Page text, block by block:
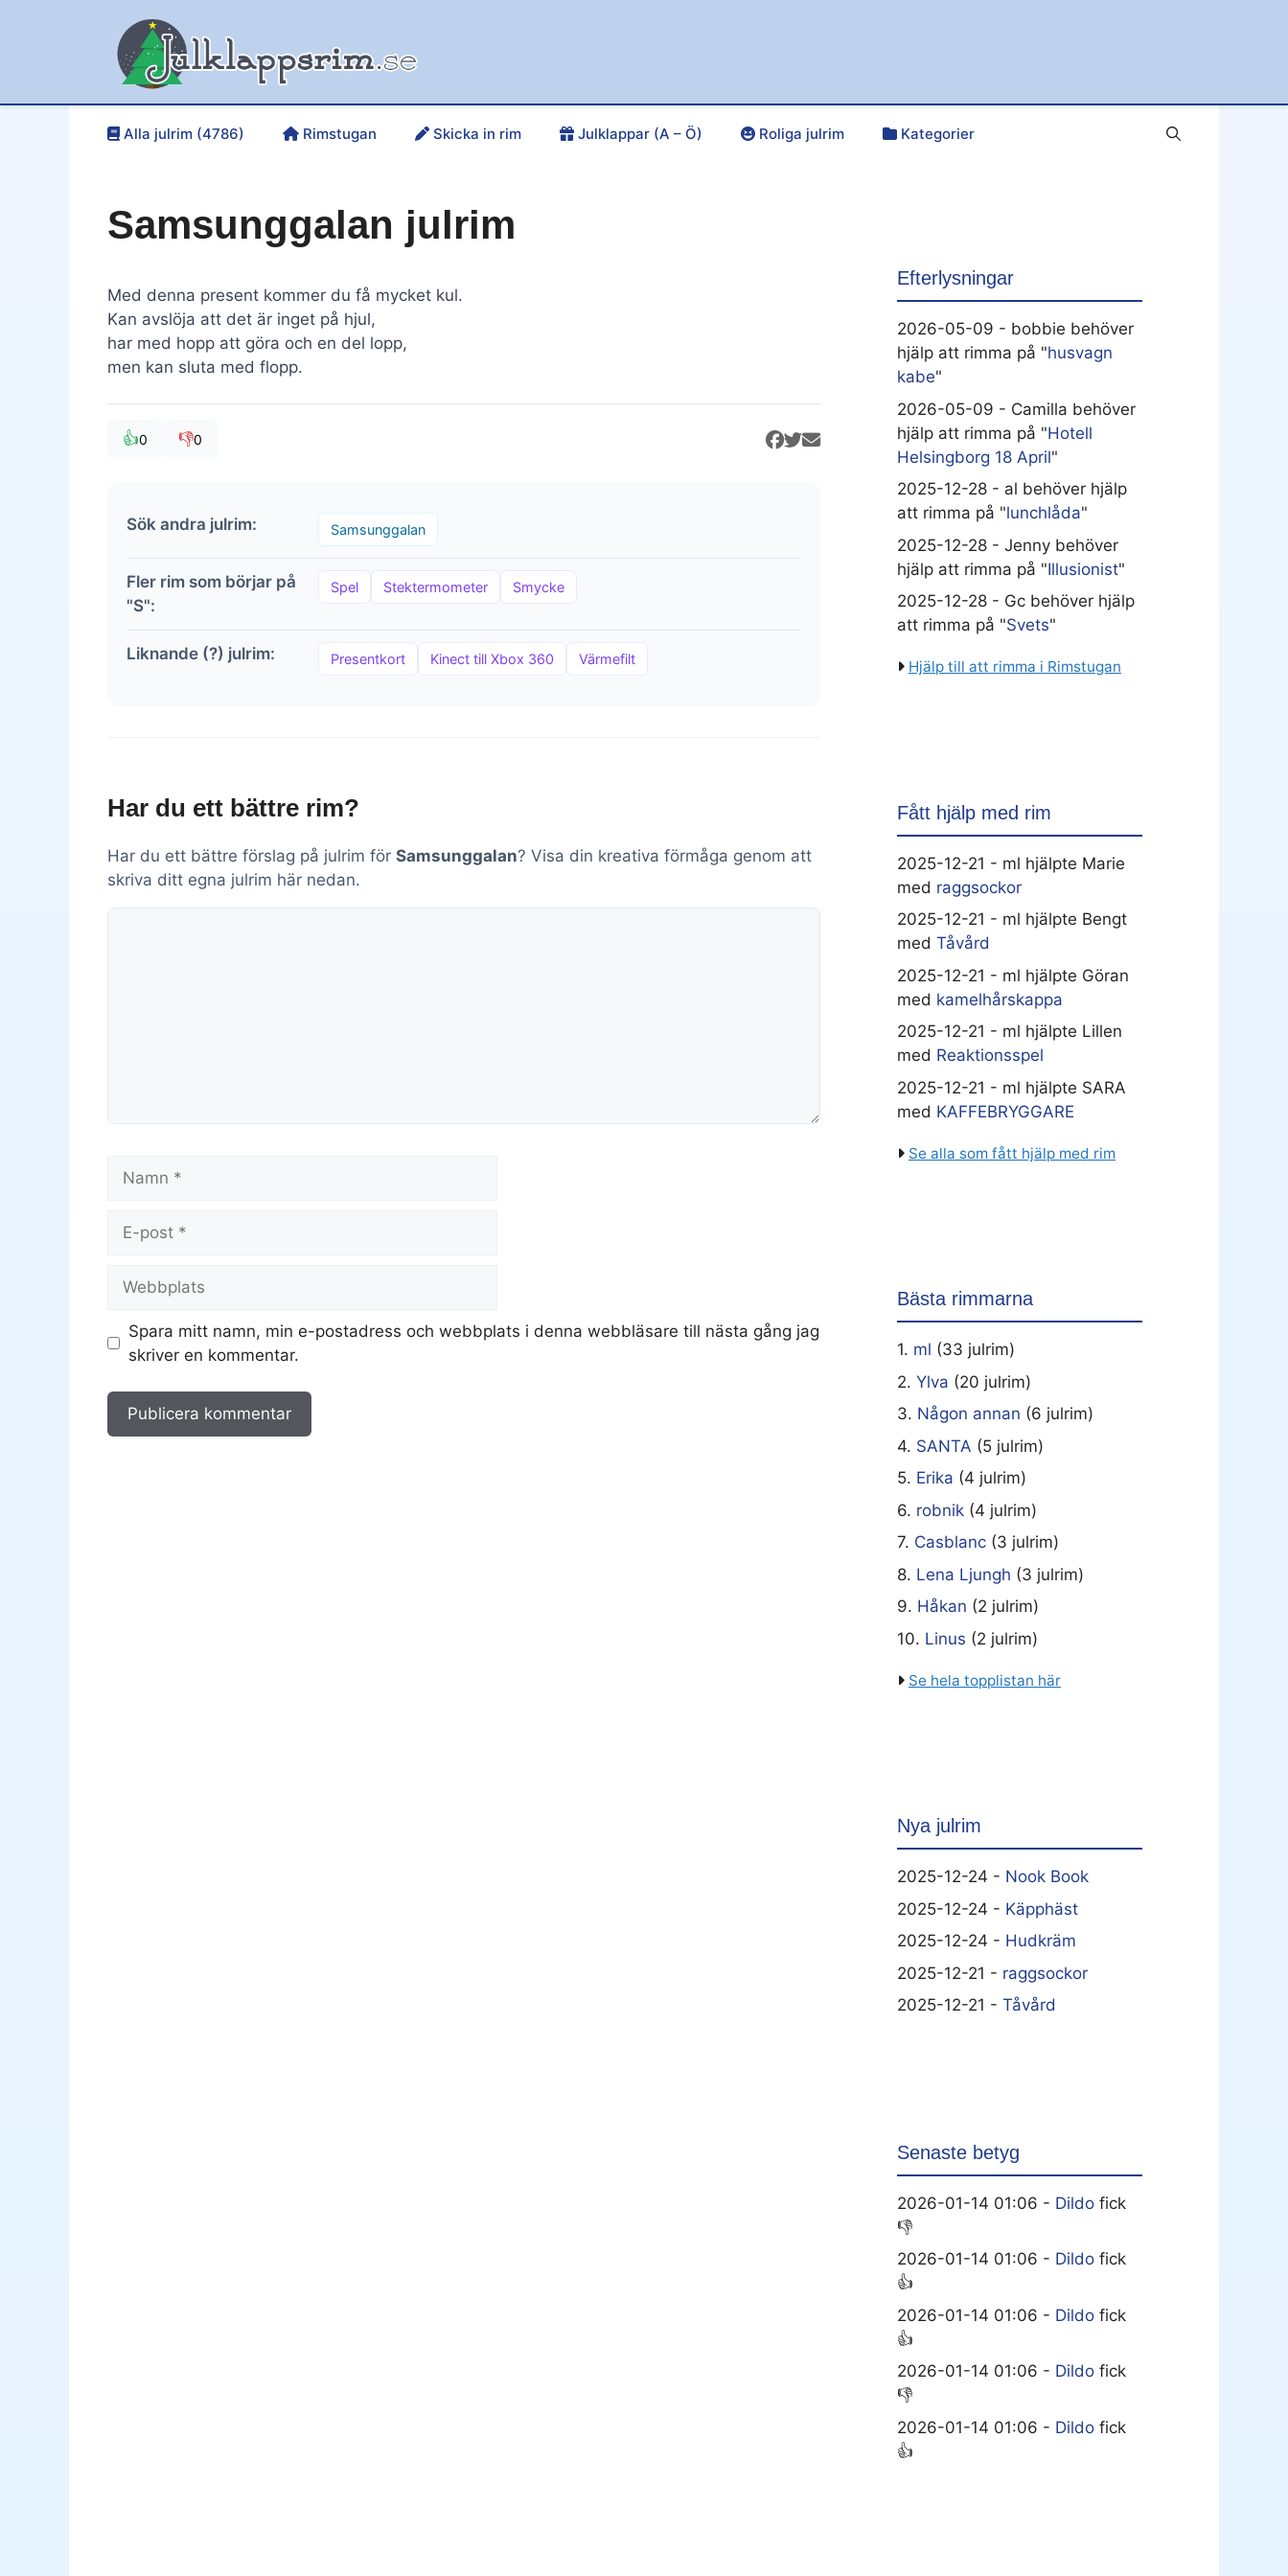
Alla julrim (4786) Rimstugan Skicka in rim Julklappar (A – Ö) Roliga julrim Kategorier
Samsunggalan julrim
Med denna present kommer du få mycket kul.
Kan avslöja att det är inget på hjul,
har med hopp att göra och en del lopp,
men kan sluta med flopp.
👍0 👎0
Sök andra julrim: Samsunggalan
Fler rim som börjar på
"S":
Spel Stektermometer Smycke
Liknande (?) julrim: Presentkort Kinect till Xbox 360 Värmefilt
Har du ett bättre rim?
Har du ett bättre förslag på julrim för Samsunggalan? Visa din kreativa förmåga genom att
skriva ditt egna julrim här nedan.
Kommentar
post
Spara mitt namn, min e-postadress och webbplats i denna webbläsare till nästa gång jag
skriver en kommentar.
Efterlysningar
2026-05-09 - bobbie behöver
hjälp att rimma på "husvagn
kabe"
2026-05-09 - Camilla behöver
hjälp att rimma på "Hotell
Helsingborg 18 April"
2025-12-28 - al behöver hjälp
att rimma på "lunchlåda"
2025-12-28 - Jenny behöver
hjälp att rimma på "Illusionist"
2025-12-28 - Gc behöver hjälp
att rimma på "Svets"
Hjälp till att rimma i Rimstugan
Fått hjälp med rim
2025-12-21 - ml hjälpte Marie
med raggsockor
2025-12-21 - ml hjälpte Bengt
med Tåvård
2025-12-21 - ml hjälpte Göran
med kamelhårskappa
2025-12-21 - ml hjälpte Lillen
med Reaktionsspel
2025-12-21 - ml hjälpte SARA
med KAFFEBRYGGARE
Se alla som fått hjälp med rim
Bästa rimmarna
1. ml (33 julrim)
2. Ylva (20 julrim)
3. Någon annan (6 julrim)
4. SANTA (5 julrim)
5. Erika (4 julrim)
6. robnik (4 julrim)
7. Casblanc (3 julrim)
8. Lena Ljungh (3 julrim)
9. Håkan (2 julrim)
10. Linus (2 julrim)
Se hela topplistan här
Nya julrim
2025-12-24 - Nook Book
2025-12-24 - Käpphäst
2025-12-24 - Hudkräm
2025-12-21 - raggsockor
2025-12-21 - Tåvård
Senaste betyg
2026-01-14 01:06 - Dildo fick
👎
2026-01-14 01:06 - Dildo fick
👍
2026-01-14 01:06 - Dildo fick
👍
2026-01-14 01:06 - Dildo fick
👎
2026-01-14 01:06 - Dildo fick
👍